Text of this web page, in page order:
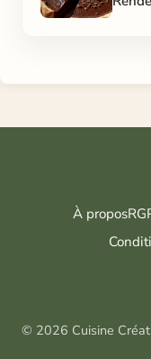
À propos
© 2026 Cuisine